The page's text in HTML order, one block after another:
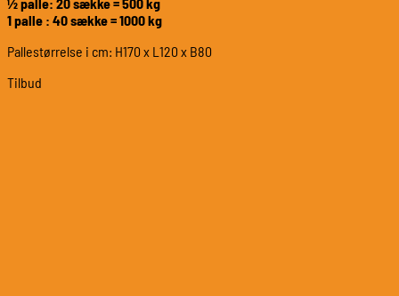
1 palle : 40 sække = 1000 kg
Pallestørrelse i cm: H170 x L120 x B80
Tilbud